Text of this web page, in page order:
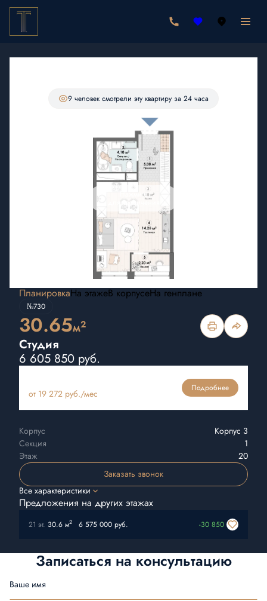
Студия 6 605 850 руб.
Ипотека
9 человек смотрели эту квартиру за 24 часа
Нажмите
для увеличения
ПланировкаНа этажеВ корпусеНа генплане
№730
30.65м2
Студия
6 605 850 руб.
от 19 272 руб./мес
Подробнее
Корпус
Корпус 3
Секция
1
Этаж
20
Заказать звонок
Все характеристики
Предложения на других этажах
21 эт. 30.6 м2 6 575 000 руб. -30 850
Записаться на консультацию
Ваше имя